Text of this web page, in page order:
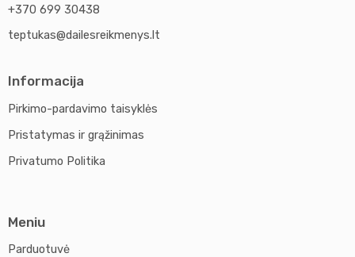
+370 699 30438
teptukas@dailesreikmenys.lt
Informacija
Pirkimo-pardavimo taisyklės
Pristatymas ir grąžinimas
Privatumo Politika
Meniu
Parduotuvė